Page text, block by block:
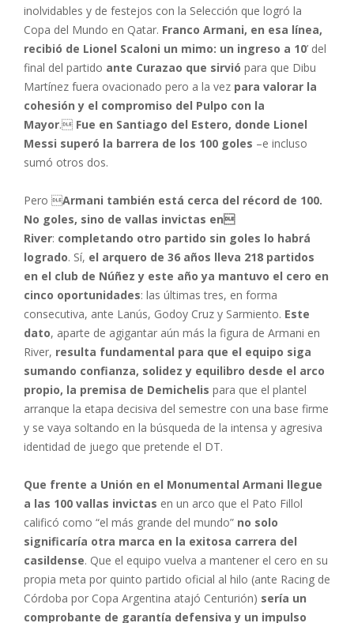
inolvidables y de festejos con la Selección que logró la
Copa del Mundo en Qatar. Franco Armani, en esa línea,
recibió de Lionel Scaloni un mimo: un ingreso a 10’ del
final del partido ante Curazao que sirvió para que Dibu
Martínez fuera ovacionado pero a la vez para valorar la
cohesión y el compromiso del Pulpo con la
Mayor. Fue en Santiago del Estero, donde Lionel
Messi superó la barrera de los 100 goles –e incluso
sumó otros dos.
Pero Armani también está cerca del récord de 100.
No goles, sino de vallas invictas en
River: completando otro partido sin goles lo habrá
logrado. Sí, el arquero de 36 años lleva 218 partidos
en el club de Núñez y este año ya mantuvo el cero en
cinco oportunidades: las últimas tres, en forma
consecutiva, ante Lanús, Godoy Cruz y Sarmiento. Este
dato, aparte de agigantar aún más la figura de Armani en
River, resulta fundamental para que el equipo siga
sumando confianza, solidez y equilibro desde el arco
propio, la premisa de Demichelis para que el plantel
arranque la etapa decisiva del semestre con una base firme
y se vaya soltando en la búsqueda de la intensa y agresiva
identidad de juego que pretende el DT.
Que frente a Unión en el Monumental Armani llegue
a las 100 vallas invictas en un arco que el Pato Fillol
calificó como “el más grande del mundo” no solo
significaría otra marca en la exitosa carrera del
casildense. Que el equipo vuelva a mantener el cero en su
propia meta por quinto partido oficial al hilo (ante Racing de
Córdoba por Copa Argentina atajó Centurión) sería un
comprobante de garantía defensiva y un impulso